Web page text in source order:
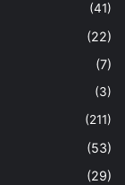
(41)
(22)
(7)
(3)
(211)
(53)
(29)